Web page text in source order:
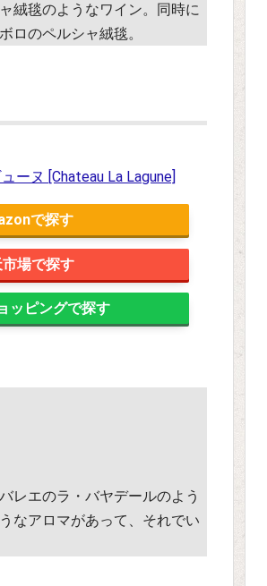
絨毯のようなワイン。同時に
ロのペルシャ絨毯。
ーヌ [Chateau La Lagune]
場
ッピング
レエのラ・バヤデールのよう
なアロマがあって、それでい